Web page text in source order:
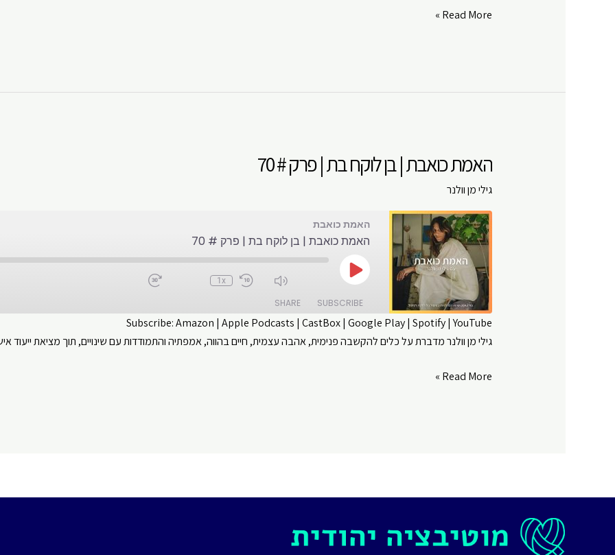
LINKהאמת
מציאות
פרק
Read More »
האמת כואבת | בן לוקח בת | פרק # 70
גילי מן וולנר
האמת כואבת
האמת כואבת | בן לוקח בת | פרק # 70
Play
Episode
1x
SUBSCRIBE
SHARE
Amazon
Apple Podcasts SHARE
LINK
Subscribe:Amazon |Apple Podcasts |CastBox|Google Play|Spotify|YouTube
גילי מן וולנר מדברת על כלים להקשבה פנימית, אהבה עצמית, חיים בהווה, אמפתיה והתמודדות עם שינויים, תוך מציאת ייעוד
האמת
70
Read More »